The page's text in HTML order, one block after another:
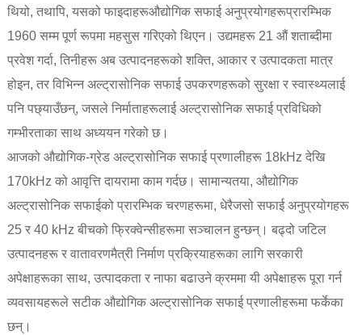
थियो, तथापि, यसको फाइदाहरूऔद्योगिक सफाई अनुप्रयोगहरूप्रारम्भिक
1960 सम्म पूर्ण रूपमा महसुस गरिएको थिएन। उद्यमहरू 21 औं शताब्दीमा
प्रवेश गर्दा, तिनीहरू अब उत्पादनहरूको शक्ति, आकार र उत्पादकता मात्र
होइन, तर विभिन्न अल्ट्रासोनिक सफाई उपकरणहरूको सुरक्षा र स्वास्थ्यलाई
पनि पछ्याउँछन्, जसले निर्माताहरूलाई अल्ट्रासोनिक सफाई प्रविधिको
गम्भीरताका साथ अध्ययन गरेको छ।
आजको औद्योगिक-ग्रेड अल्ट्रासोनिक सफाई प्रणालीहरू 18kHz देखि
170kHz को आवृत्ति दायरामा काम गर्दछ। सामान्यतया, औद्योगिक
अल्ट्रासोनिक सफाईको प्रारम्भिक चरणहरूमा, धेरैजसो सफाई अनुप्रयोगहरू
25 र 40 kHz बीचको फ्रिक्वेन्सीहरूमा सञ्चालन हुन्छन्। बढ्दो जटिल
उत्पादनहरू र वातावरणमैत्री निर्माण प्रक्रियाहरूका लागि सरकारी
अपेक्षाहरूका साथ, उत्पादकता र नाफा बढाउने क्रममा यी अपेक्षाहरू पूरा गर्न
व्यवसायहरूले सटीक औद्योगिक अल्ट्रासोनिक सफाई प्रणालीहरूमा फर्केका
छन्।